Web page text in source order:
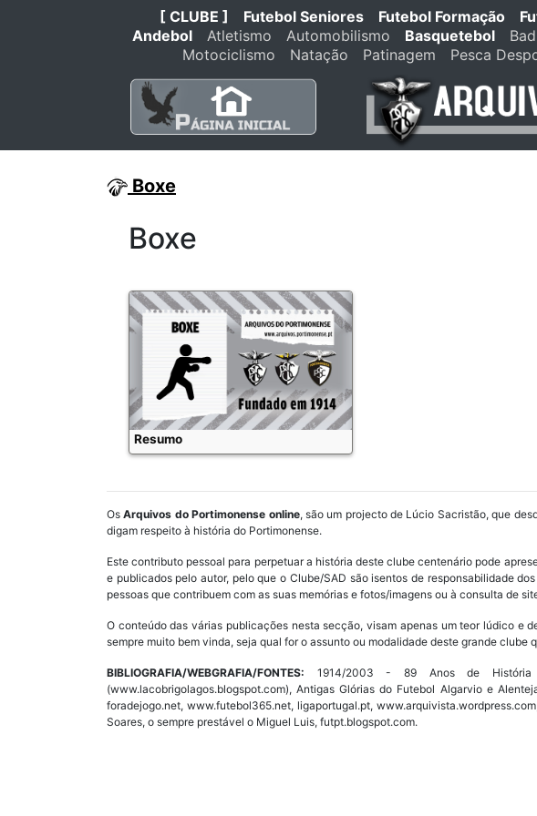
[ CLUBE ] Futebol Seniores Futebol Formação
Andebol
Atletismo Automobilismo Basquetebol
Motociclismo
Natação Patinagem Pesca
Boxe
Boxe
Resumo
OsArquivos do Portimonense online, são um projecto de Lúcio Sacristão, que
digam respeito à história do Portimonense.
Este contributo pessoal para perpetuar a história deste clube centenário pode
e publicados pelo autor, pelo que o Clube/SAD são isentos de responsabilidade
pessoas que contribuem com as suas memórias e fotos/imagens ou à consulta de
O conteúdo das várias publicações nesta secção, visam apenas um teor lúdico e
sempre muito bem vinda, seja qual for o assunto ou modalidade deste grande clube
BIBLIOGRAFIA/WEBGRAFIA/FONTES: 1914/2003 - 89 Anos de História
(www.lacobrigolagos.blogspot.com), Antigas Glórias do Futebol Algarvio e
foradejogo.net, www.futebol365.net, ligaportugal.pt,
Soares, o sempre prestável o Miguel Luis, futpt.blogspot.com.